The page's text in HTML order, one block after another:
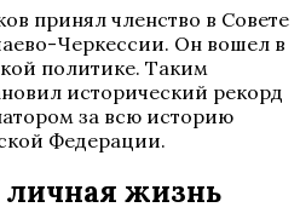
принял членство в Совете
Черкессии. Он вошел в
политике. Таким
исторический рекорд
за всю историю
Федерации.
жизнь